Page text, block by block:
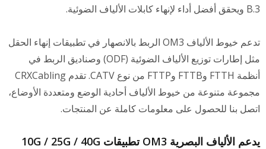
B.3 ويحقق أفضل أداء لإنهاء كابلات الألياف الضوئية.
تدعم خيوط الألياف OM3 الربط بالانصهار في تطبيقات إنهاء الحقل
مثل إطارات توزيع الألياف الضوئية (ODF) وصناديق الربط في
أنظمة FTTH وFTTB وFTTP من نوع CATV. تقدم CRXCabling
مجموعة متنوعة من خيوط الألياف أحادية الوضع ومتعددة الأوضاع،
اتصل بنا للحصول على معلومات كاملة عن المنتجات.
يدعم الألياف البصرية OM3 تطبيقات 10G / 25G / 40G